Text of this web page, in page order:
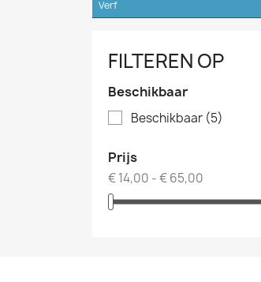
Verf
FILTEREN OP
Beschikbaar
Beschikbaar (5)
Prijs
€ 14,00 - € 65,00